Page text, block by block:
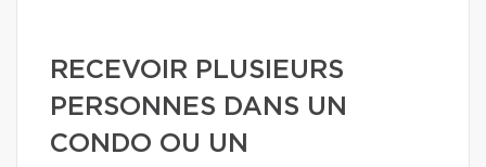
RECEVOIR PLUSIEURS
PERSONNES DANS UN
CONDO OU UN